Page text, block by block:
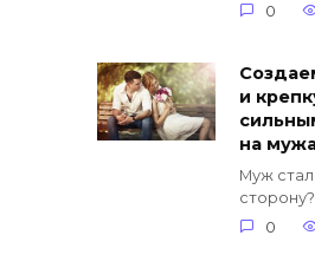
0
и
на
Муж стал
0